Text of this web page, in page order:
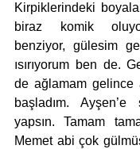
Kirpiklerindeki
biraz komik
benziyor, gülesim
ısırıyorum ben de.
de ağlamam gelince
başladım.
yapsın. Tamam
Memet abi çok